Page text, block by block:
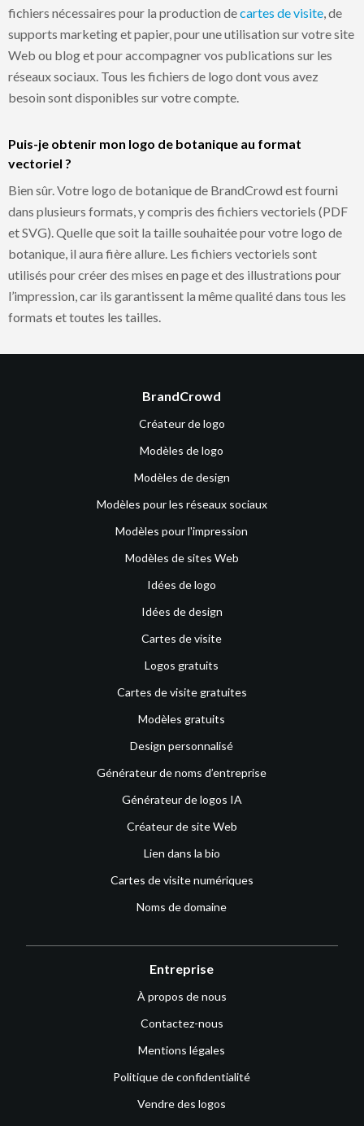
fichiers nécessaires pour la production decartes de visite , de
supports marketing et papier, pour une utilisation sur votre site
Web ou blog et pour accompagner vos publications sur les
réseaux sociaux. Tous les fichiers de logo dont vous avez
besoin sont disponibles sur votre compte.
Puis-je obtenir mon logo de botanique au format
vectoriel ?
Bien sûr. Votre logo de botanique de BrandCrowd est fourni
dans plusieurs formats, y compris des fichiers vectoriels (PDF
et SVG). Quelle que soit la taille souhaitée pour votre logo de
botanique, il aura fière allure. Les fichiers vectoriels sont
utilisés pour créer des mises en page et des illustrations pour
l’impression, car ils garantissent la même qualité dans tous les
formats et toutes les tailles.
BrandCrowd
Créateur de logo
Modèles de logo
Modèles de design
Modèles pour les réseaux sociaux
Modèles pour l'impression
Modèles de sites Web
Idées de logo
Idées de design
Cartes de visite
Logos gratuits
Cartes de visite gratuites
Modèles gratuits
Design personnalisé
Générateur de noms d’entreprise
Générateur de logos IA
Créateur de site Web
Lien dans la bio
Cartes de visite numériques
Noms de domaine
Entreprise
À propos de nous
Contactez-nous
Mentions légales
Politique de confidentialité
Vendre des logos